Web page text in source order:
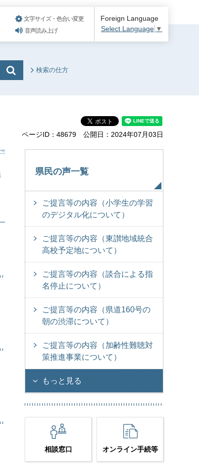
文字サイズ・色合い変更
音声読み上げ
Foreign Language
Select Language ▼
検索の仕方
ページID：48679 公開日：2024年07月03日
県民の声一覧
ご提言等の内容（小学生の学習
のデジタル化について）
ご提言等の内容（東讃地域統合
高校予定地について）
ご提言等の内容（談合による指
名停止について）
ご提言等の内容（県道160号の
朝の渋滞について）
ご提言等の内容（加齢性難聴対
策推進事業について）
もっと見る
相談窓口 オンライン手続等